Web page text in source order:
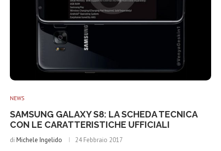
NEWS
SAMSUNG GALAXY S8: LA SCHEDA TECNICA
CON LE CARATTERISTICHE UFFICIALI
di Michele Ingelido 24 Febbraio 2017